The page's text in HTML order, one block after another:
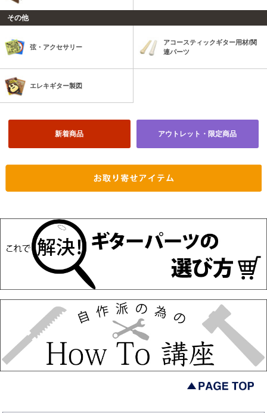
その他
弦・アクセサリー
アコースティックギター用材/関
連パーツ
エレキギター製図
新着商品 アウトレット・限定商品